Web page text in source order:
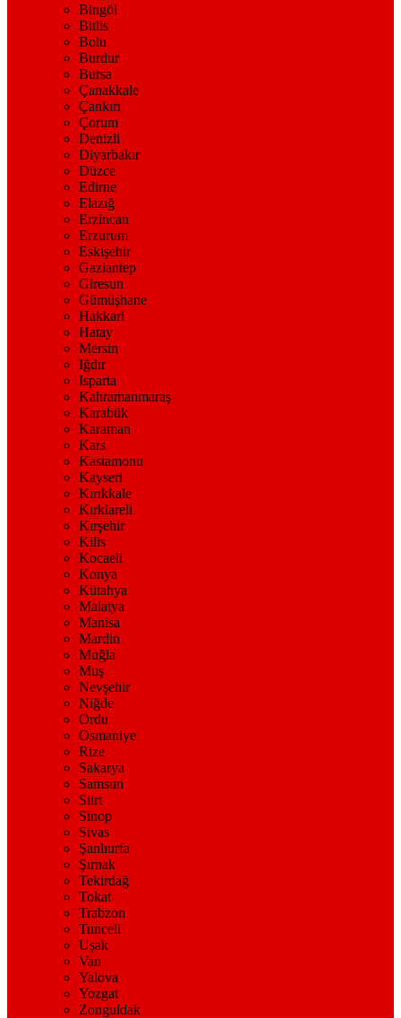
Bingöl
Bitlis
Bolu
Burdur
Bursa
Çanakkale
Çankırı
Çorum
Denizli
Diyarbakır
Düzce
Edirne
Elazığ
Erzincan
Erzurum
Eskişehir
Gaziantep
Giresun
Gümüşhane
Hakkari
Hatay
Mersin
Iğdır
Isparta
Kahramanmaraş
Karabük
Karaman
Kars
Kastamonu
Kayseri
Kırıkkale
Kırklareli
Kırşehir
Kilis
Kocaeli
Konya
Kütahya
Malatya
Manisa
Mardin
Muğla
Muş
Nevşehir
Niğde
Ordu
Osmaniye
Rize
Sakarya
Samsun
Siirt
Sinop
Sivas
Şanlıurfa
Şırnak
Tekirdağ
Tokat
Trabzon
Tunceli
Uşak
Van
Yalova
Yozgat
Zonguldak